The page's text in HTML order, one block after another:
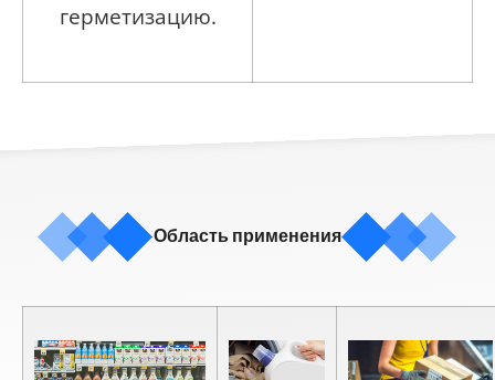
герметизацию.
Область применения